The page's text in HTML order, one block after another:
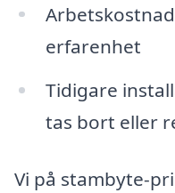
erfarenhet
Tidigare
tas bort eller
Vi på stambyte-